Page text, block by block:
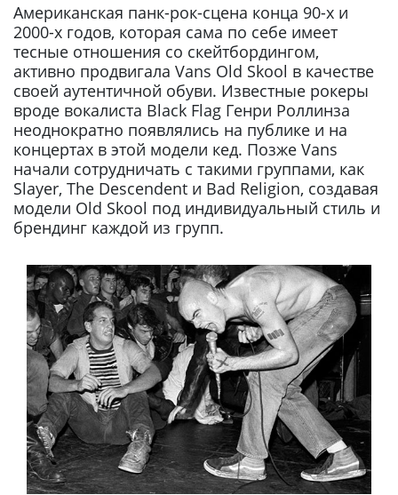
Американская панк-рок-сцена конца 90-х и
2000-х годов, которая сама по себе имеет
тесные отношения со скейтбордингом,
активно продвигала Vans Old Skool в качестве
своей аутентичной обуви. Известные рокеры
вроде вокалиста Black Flag Генри Роллинза
неоднократно появлялись на публике и на
концертах в этой модели кед. Позже Vans
начали сотрудничать с такими группами, как
Slayer, The Descendent и Bad Religion, создавая
модели Old Skool под индивидуальный стиль и
брендинг каждой из групп.